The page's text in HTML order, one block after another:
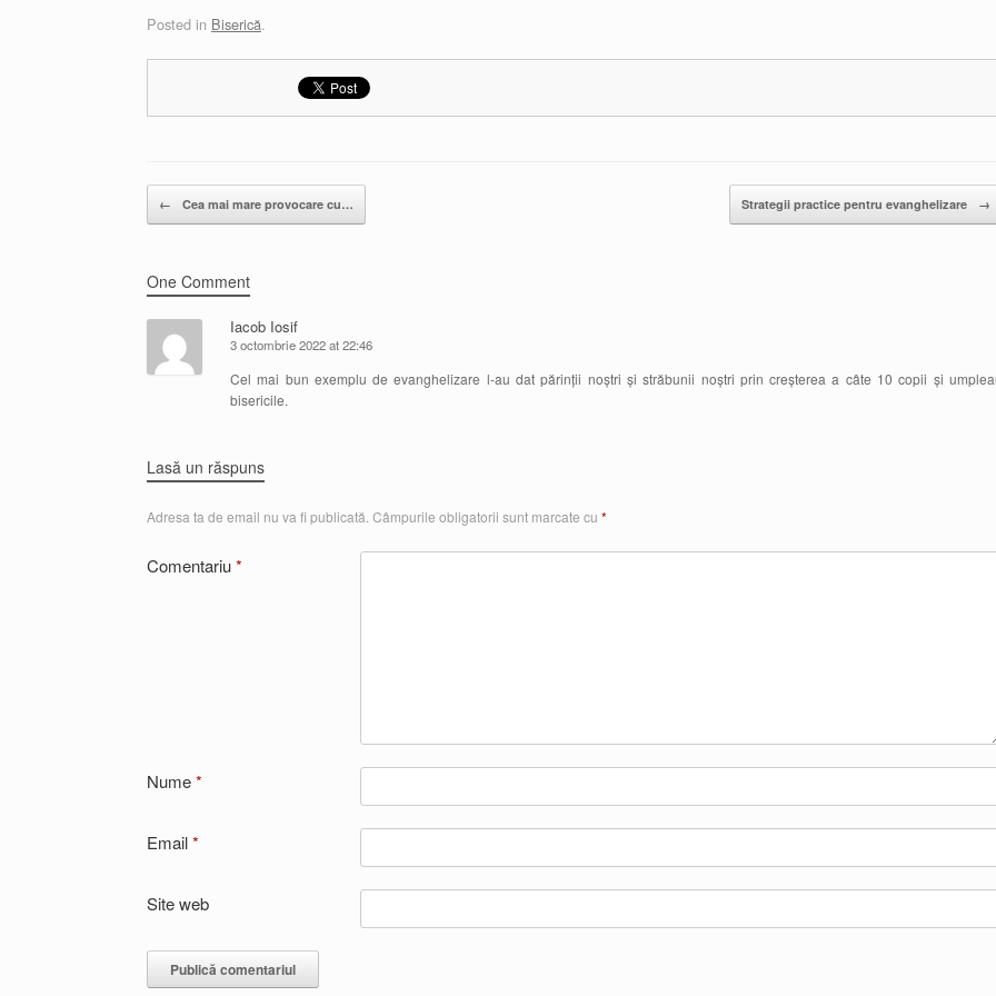
Posted in Biserică.
Post navigation
← Cea mai mare provocare cu… Strategii practice pentru evanghelizare →
One Comment
Iacob Iosif
3 octombrie 2022 at 22:46
Cel mai bun exemplu de evanghelizare l-au dat părinții noștri și străbunii noștri prin creșterea a câte 10 copii și
bisericile.
Lasă un răspuns
Adresa ta de email nu va fi publicată. Câmpurile obligatorii sunt marcate cu *
Comentariu*
Nume*
Email*
Site web